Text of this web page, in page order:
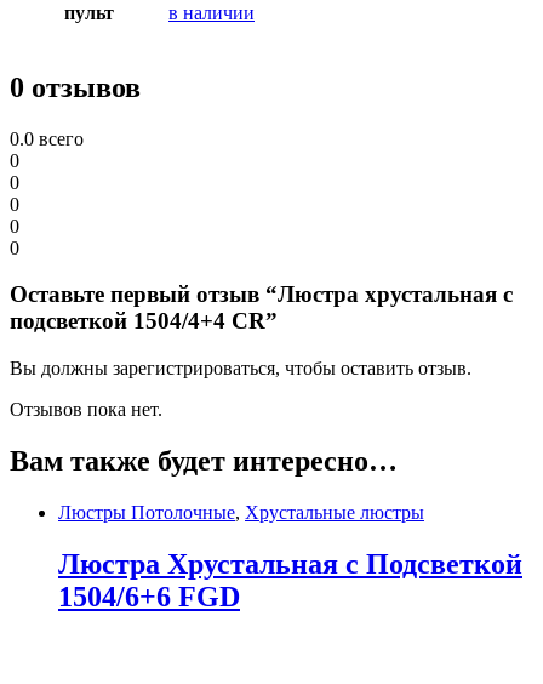
пульт в наличии
0 отзывов
0.0 всего
0
0
0
0
0
Оставьте первый отзыв “Люстра хрустальная с
подсветкой 1504/4+4 CR”
Вы должны зарегистрироваться, чтобы оставить отзыв.
Отзывов пока нет.
Вам также будет интересно…
Люстры Потолочные, Хрустальные люстры
Люстра Хрустальная с Подсветкой
1504/6+6 FGD